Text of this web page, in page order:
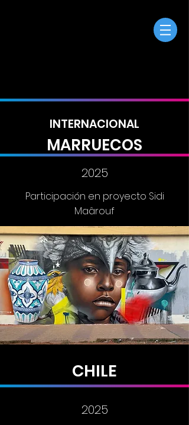
INTERNACIONAL
MARRUECOS
2025
CHILE
2025
Participación en proyecto Sidi
Maârouf